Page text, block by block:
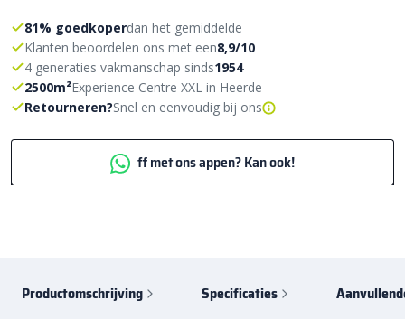
81% goedkoperdan het gemiddelde
Klanten beoordelen ons met een8,9/10
4 generaties vakmanschap sinds1954
2500m²Experience Centre XXL in Heerde
Retourneren?Snel en eenvoudig bij ons
ff met ons appen? Kan ook!
Productomschrijving Specificaties